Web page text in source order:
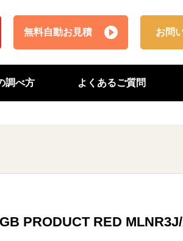
無料自動お見積 お問
調べ方 よくあるご質問
PRODUCT RED